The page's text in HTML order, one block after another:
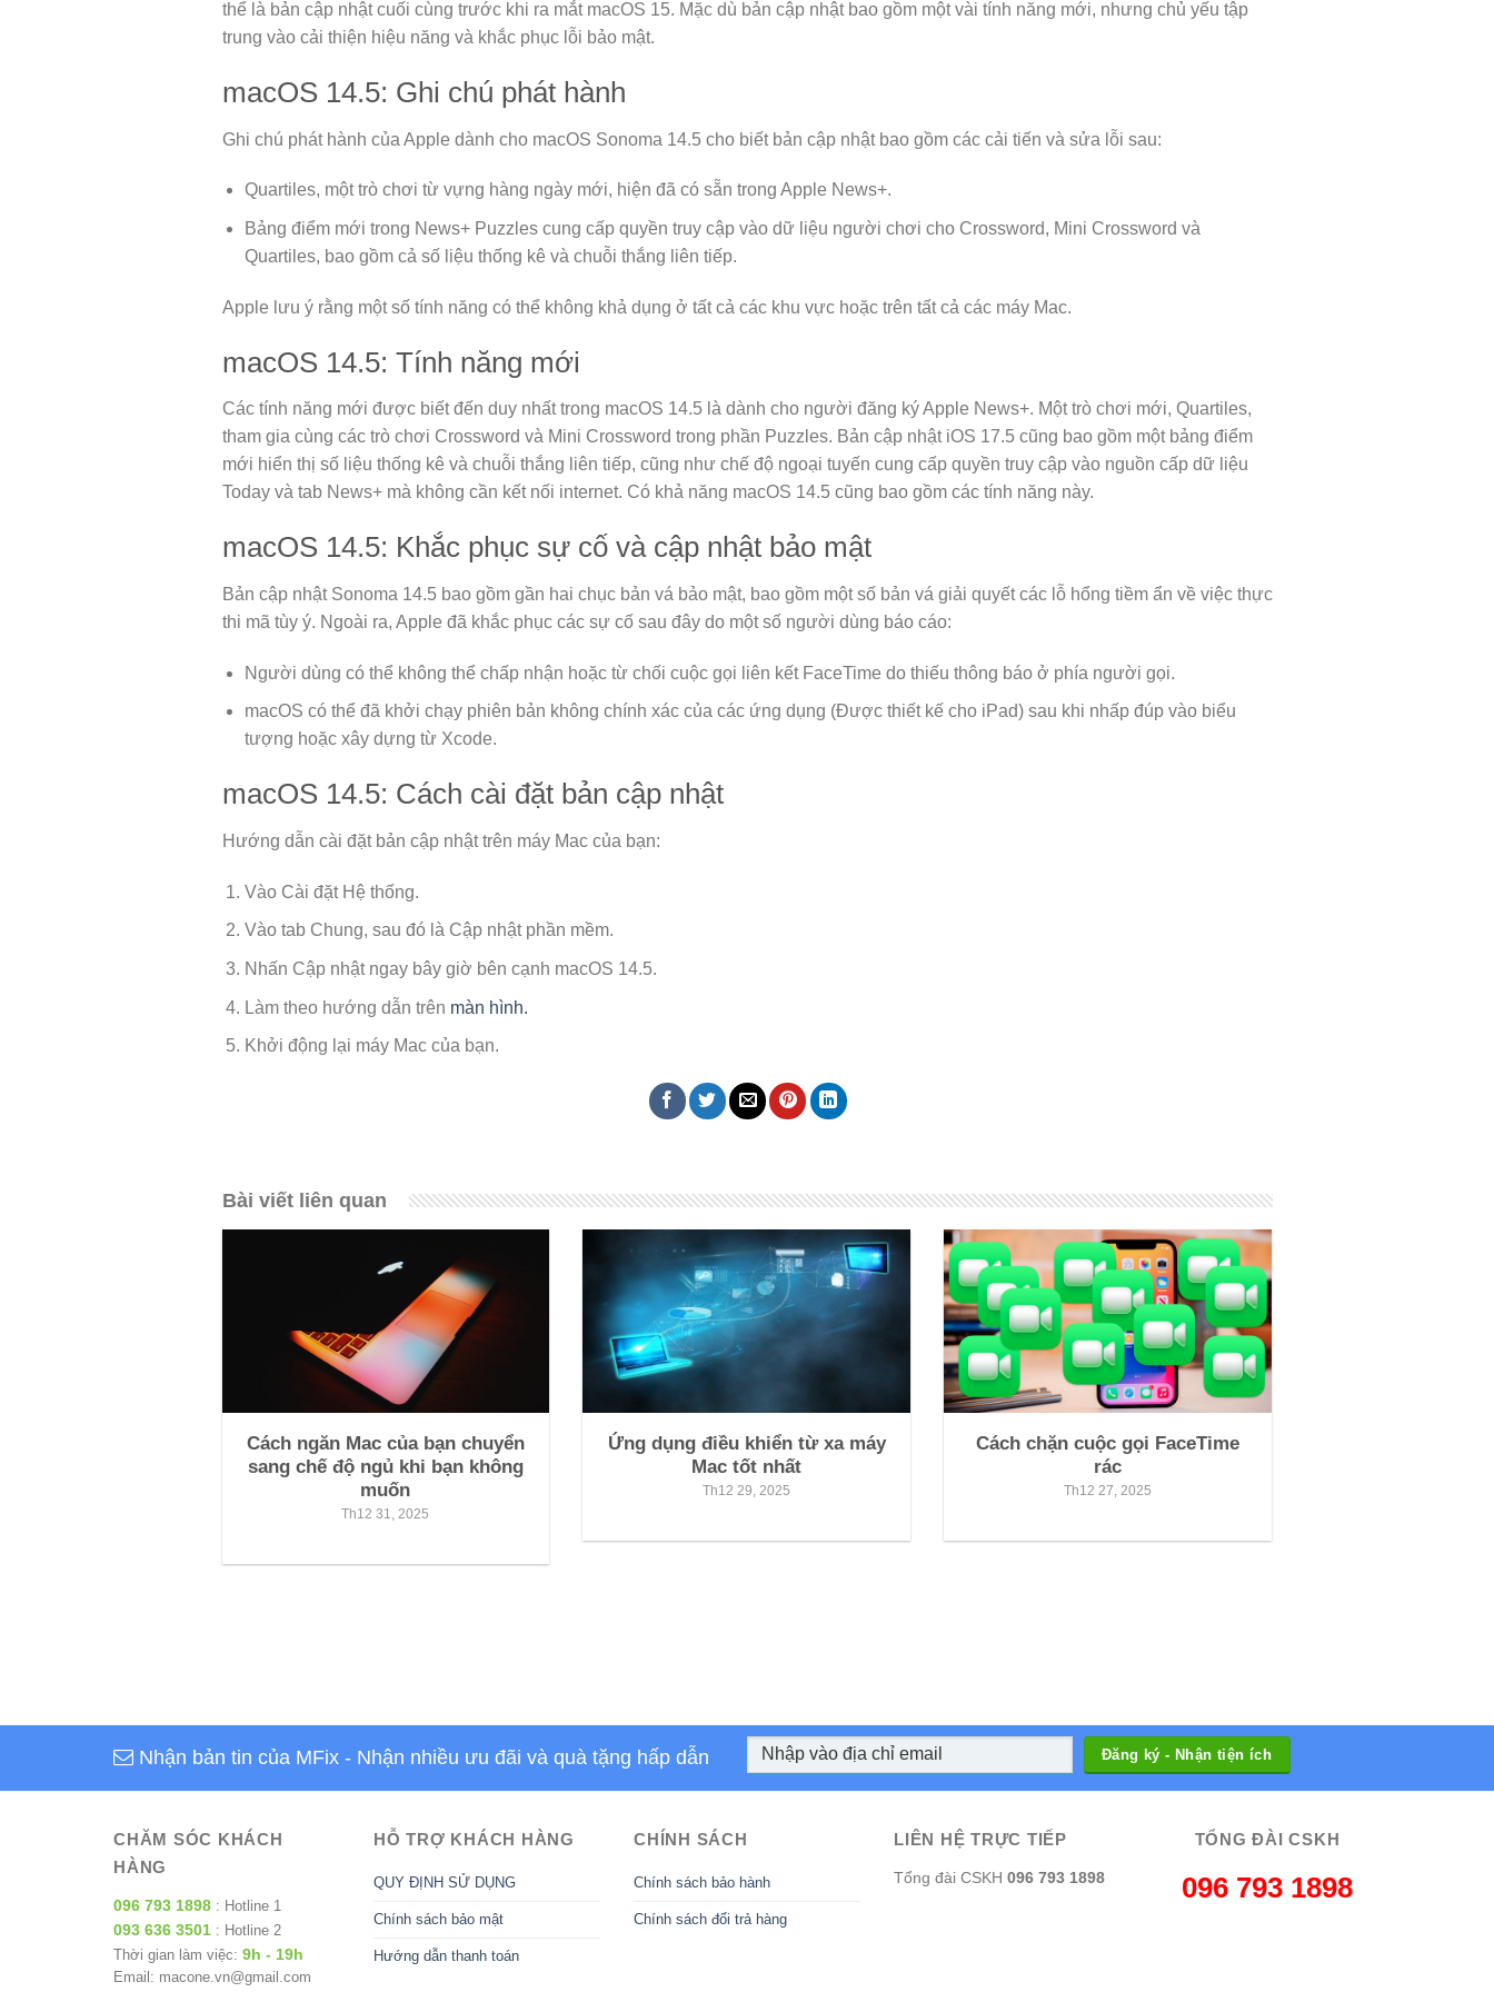
thể là bản cập nhật cuối cùng trước khi ra mắt macOS 15. Mặc dù bản cập nhật bao gồm một vài tính năng mới, nhưng chủ yếu tập
trung vào cải thiện hiệu năng và khắc phục lỗi bảo mật.
macOS 14.5: Ghi chú phát hành
Ghi chú phát hành của Apple dành cho macOS Sonoma 14.5 cho biết bản cập nhật bao gồm các cải tiến và sửa lỗi sau:
Quartiles, một trò chơi từ vựng hàng ngày mới, hiện đã có sẵn trong Apple News+.
Bảng điểm mới trong News+ Puzzles cung cấp quyền truy cập vào dữ liệu người chơi cho Crossword, Mini Crossword và
Quartiles, bao gồm cả số liệu thống kê và chuỗi thắng liên tiếp.
Apple lưu ý rằng một số tính năng có thể không khả dụng ở tất cả các khu vực hoặc trên tất cả các máy Mac.
macOS 14.5: Tính năng mới
Các tính năng mới được biết đến duy nhất trong macOS 14.5 là dành cho người đăng ký Apple News+. Một trò chơi mới, Quartiles,
tham gia cùng các trò chơi Crossword và Mini Crossword trong phần Puzzles. Bản cập nhật iOS 17.5 cũng bao gồm một bảng điểm
mới hiển thị số liệu thống kê và chuỗi thắng liên tiếp, cũng như chế độ ngoại tuyến cung cấp quyền truy cập vào nguồn cấp dữ liệu
Today và tab News+ mà không cần kết nối internet. Có khả năng macOS 14.5 cũng bao gồm các tính năng này.
macOS 14.5: Khắc phục sự cố và cập nhật bảo mật
Bản cập nhật Sonoma 14.5 bao gồm gần hai chục bản vá bảo mật, bao gồm một số bản vá giải quyết các lỗ hổng tiềm ẩn về việc thực
thi mã tùy ý. Ngoài ra, Apple đã khắc phục các sự cố sau đây do một số người dùng báo cáo:
Người dùng có thể không thể chấp nhận hoặc từ chối cuộc gọi liên kết FaceTime do thiếu thông báo ở phía người gọi.
macOS có thể đã khởi chạy phiên bản không chính xác của các ứng dụng (Được thiết kế cho iPad) sau khi nhấp đúp vào biểu
tượng hoặc xây dựng từ Xcode.
macOS 14.5: Cách cài đặt bản cập nhật
Hướng dẫn cài đặt bản cập nhật trên máy Mac của bạn:
Vào Cài đặt Hệ thống.
Vào tab Chung, sau đó là Cập nhật phần mềm.
Nhấn Cập nhật ngay bây giờ bên cạnh macOS 14.5.
Làm theo hướng dẫn trên màn hình.
Khởi động lại máy Mac của bạn.
Bài viết liên quan
Cách ngăn Mac của bạn chuyển
sang chế độ ngủ khi bạn không
muốn
Th12 31, 2025
Ứng dụng điều khiển từ xa máy
Mac tốt nhất
Th12 29, 2025
Cách chặn cuộc gọi FaceTime
rác
Th12 27, 2025
Nhận bản tin của MFix - Nhận nhiều ưu đãi và quà tặng hấp dẫn
CHĂM SÓC KHÁCH
HÀNG
096 793 1898 : Hotline 1
093 636 3501 : Hotline 2
Thời gian làm việc: 9h - 19h
Email: macone.vn@gmail.com
HỖ TRỢ KHÁCH HÀNG
QUY ĐỊNH SỬ DỤNG
Chính sách bảo mật
Hướng dẫn thanh toán
CHÍNH SÁCH
Chính sách bảo hành
Chính sách đổi trả hàng
LIÊN HỆ TRỰC TIẾP
Tổng đài CSKH 096 793 1898
TỔNG ĐÀI CSKH
096 793 1898